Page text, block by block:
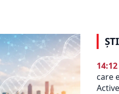
14:12
care